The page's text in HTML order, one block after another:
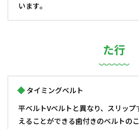
います｡
た行
タイミングベルト
平ベルトVベルトと異なり、スリッ
えることができる歯付きのベルトの